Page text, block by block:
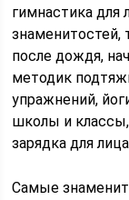
гимнастика для
знаменитостей,
после дождя,
методик
упражнений,
школы и
зарядка для
Самые